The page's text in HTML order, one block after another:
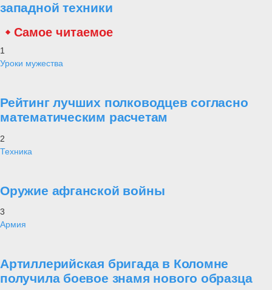
западной техники
Самое читаемое
1
Уроки мужества
Рейтинг лучших полководцев согласно
математическим расчетам
2
Техника
Оружие афганской войны
3
Армия
Артиллерийская бригада в Коломне
получила боевое знамя нового образца